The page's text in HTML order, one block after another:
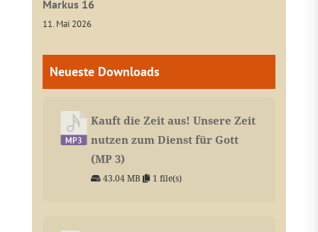
Markus 16
11. Mai 2026
Neueste Downloads
Kauft die Zeit aus! Unsere Zeit
nutzen zum Dienst für Gott
(MP 3)
43.04 MB 1 file(s)